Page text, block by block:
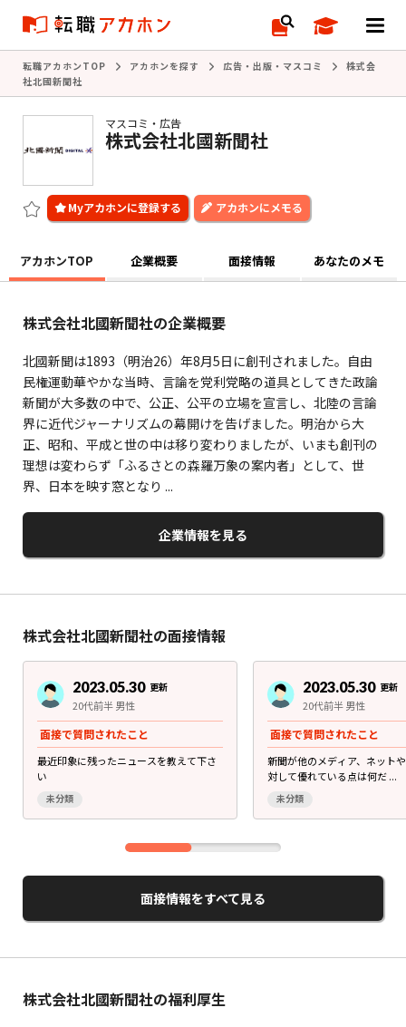
転職アカホンTOP アカホンを探す 広告・出版・マスコミ
株式会
社北國新聞社
マスコミ・広告
株式会社北國新聞社
アカホンにメモる
アカホンTOP 企業概要 面接情報 あなたのメモ
株式会社北國新聞社の企業概要
北國新聞は1893（明治26）年8月5日に創刊されました。自由
民権運動華やかな当時、言論を党利党略の道具としてきた政論
新聞が大多数の中で、公正、公平の立場を宣言し、北陸の言論
界に近代ジャーナリズムの幕開けを告げました。明治から大
正、昭和、平成と世の中は移り変わりましたが、いまも創刊の
理想は変わらず「ふるさとの森羅万象の案内者」として、世
界、日本を映す窓となり ...
企業情報を見る
株式会社北國新聞社の面接情報
2023.05.30 更新
20代前半 男性
面接で質問されたこと
最近印象に残ったニュースを教えて下さ
い
未分類
2023.05.30 更新
20代前半 男性
面接で質問されたこと
新聞が他のメディア、ネット
対して優れている点は何だ ...
未分類
面接情報をすべて見る
株式会社北國新聞社の福利厚生